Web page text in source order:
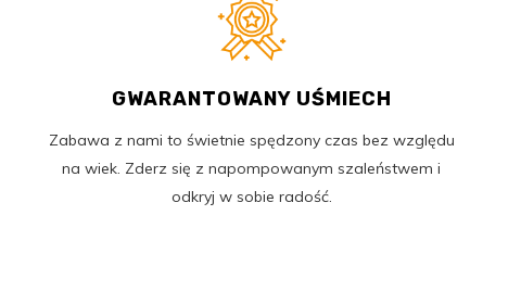
GWARANTOWANY UŚMIECH
Zabawa z nami to świetnie spędzony czas bez względu
na wiek. Zderz się z napompowanym szaleństwem i
odkryj w sobie radość.